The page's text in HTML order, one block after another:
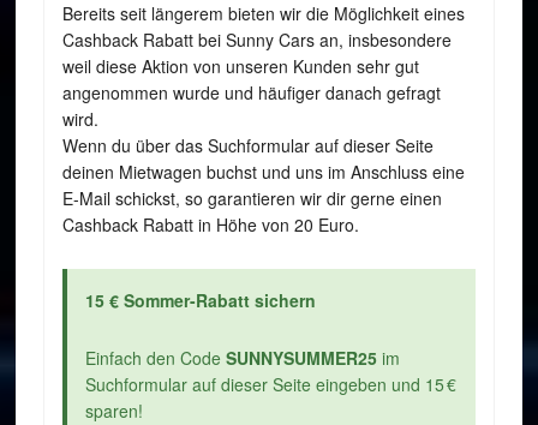
Bereits seit längerem bieten wir die Möglichkeit eines
Cashback Rabatt bei Sunny Cars an, insbesondere
weil diese Aktion von unseren Kunden sehr gut
angenommen wurde und häufiger danach gefragt
wird.
Wenn du über das Suchformular auf dieser Seite
deinen Mietwagen buchst und uns im Anschluss eine
E-Mail schickst, so garantieren wir dir gerne einen
Cashback Rabatt in Höhe von 20 Euro.
15 € Sommer-Rabatt sichern
Einfach den Code SUNNYSUMMER25im
Suchformular auf dieser Seite eingeben und 15 €
sparen!